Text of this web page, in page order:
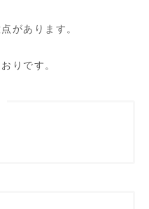
があります。
りです。